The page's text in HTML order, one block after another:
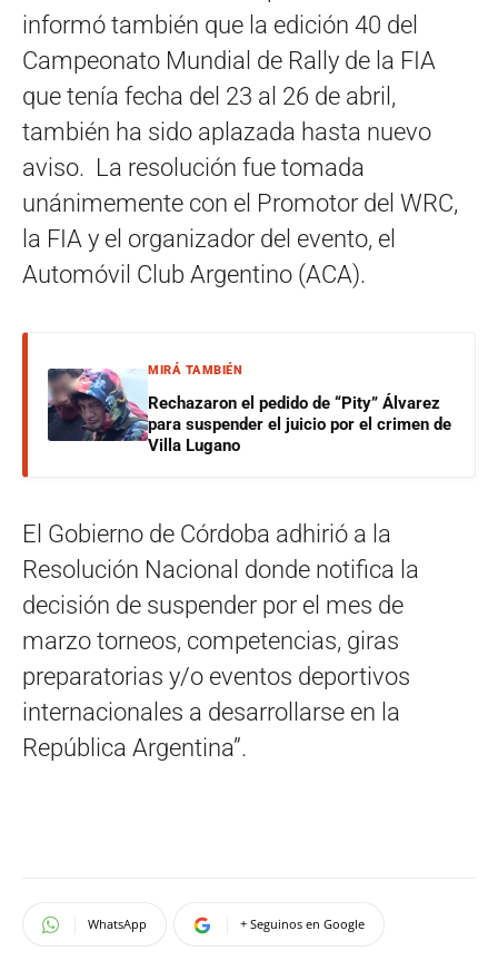
informó también que la edición 40 del
Campeonato Mundial de Rally de la FIA
que tenía fecha del 23 al 26 de abril,
también ha sido aplazada hasta nuevo
aviso. La resolución fue tomada
unánimemente con el Promotor del WRC,
la FIA y el organizador del evento, el
Automóvil Club Argentino (ACA).
MIRÁ TAMBIÉN
Rechazaron el pedido de “Pity” Álvarez
para suspender el juicio por el crimen de
Villa Lugano
El Gobierno de Córdoba adhirió a la
Resolución Nacional donde notifica la
decisión de suspender por el mes de
marzo torneos, competencias, giras
preparatorias y/o eventos deportivos
internacionales a desarrollarse en la
República Argentina”.
WhatsApp + Seguinos en Google